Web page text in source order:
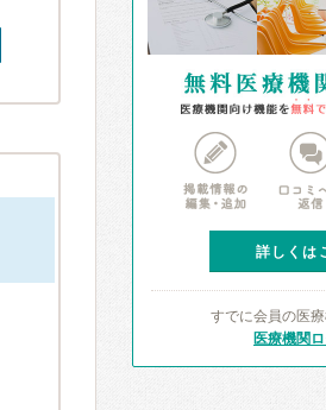
詳しくは
すでに会員の医
医療機関